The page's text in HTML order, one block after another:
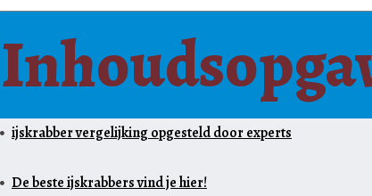
ijskrabber vergelijking opgesteld door experts
De beste ijskrabbers vind je hier!